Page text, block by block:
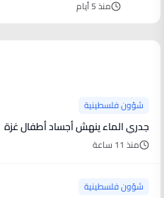
منذ 5 أيام
شؤون فلسطينية
جدري الماء ينهش أجساد أطفال غزة
منذ 11 ساعة
شؤون فلسطينية